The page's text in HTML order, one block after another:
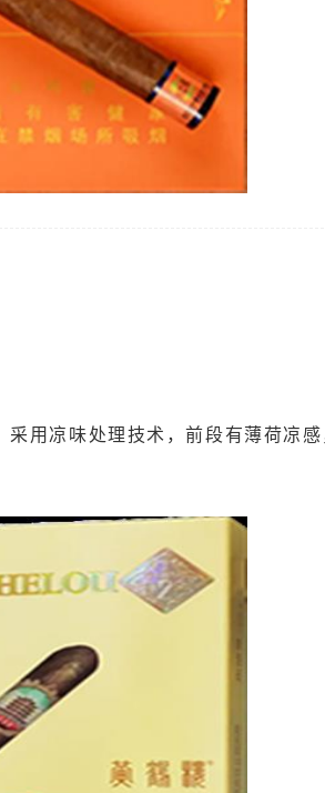
采用凉味处理技术，前段有薄荷凉